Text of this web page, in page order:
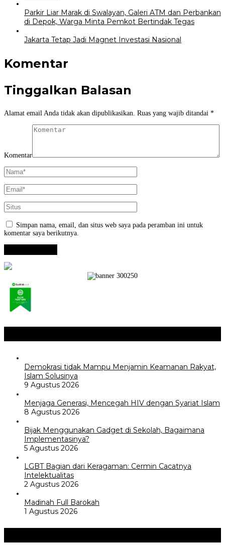
Parkir Liar Marak di Swalayan, Galeri ATM dan Perbankan
di Depok, Warga Minta Pemkot Bertindak Tegas
Jakarta Tetap Jadi Magnet Investasi Nasional
Komentar
Tinggalkan Balasan
Alamat email Anda tidak akan dipublikasikan. Ruas yang wajib ditandai *
Komentar
Simpan nama, email, dan situs web saya pada peramban ini untuk
komentar saya berikutnya.
Demokrasi tidak Mampu Menjamin Keamanan Rakyat,
Islam Solusinya
9 Agustus 2026
Menjaga Generasi, Mencegah HIV dengan Syariat Islam
8 Agustus 2026
Bijak Menggunakan Gadget di Sekolah, Bagaimana
Implementasinya?
5 Agustus 2026
LGBT Bagian dari Keragaman: Cermin Cacatnya
Intelektualitas
2 Agustus 2026
Madinah Full Barokah
1 Agustus 2026